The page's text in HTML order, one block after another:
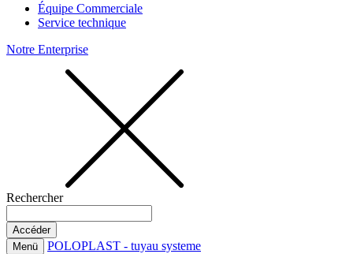
Équipe Commerciale
Service technique
Notre Enterprise
Rechercher
Menü POLOPLAST - tuyau systeme